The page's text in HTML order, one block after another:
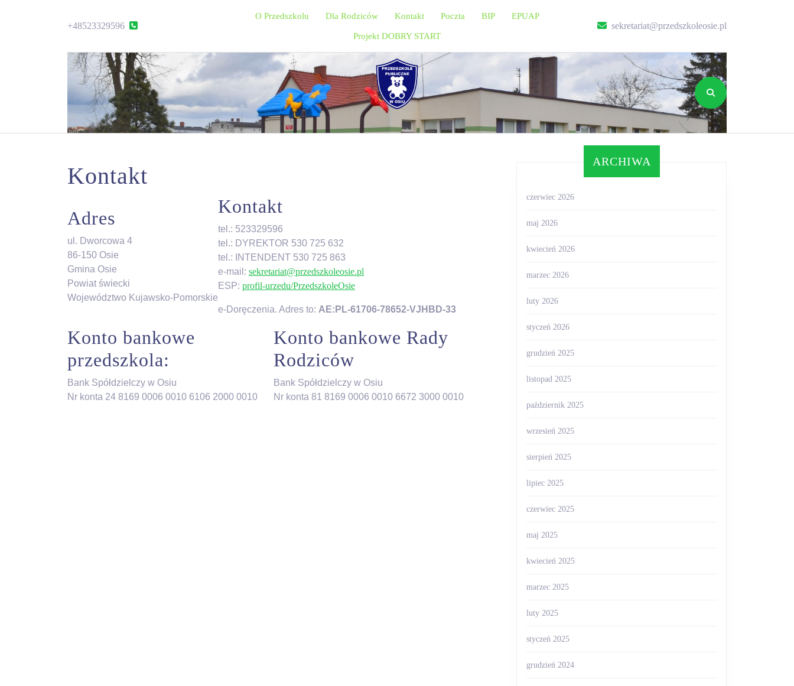
+48523329596 +48523329596
O Przedszkolu Dla Rodziców Kontakt Poczta BIP EPUAP
Projekt DOBRY START
sekretariat@przedszkoleosie.pl
Kontakt
Adres
ul. Dworcowa 4
86-150 Osie
Gmina Osie
Powiat świecki
Województwo Kujawsko-Pomorskie
Kontakt
tel.: 523329596
tel.: DYREKTOR 530 725 632
tel.: INTENDENT 530 725 863
e-mail: sekretariat@przedszkoleosie.pl
ESP: profil-urzedu/PrzedszkoleOsie
e-Doręczenia. Adres to: AE:PL-61706-78652-VJHBD-33
Konto bankowe
przedszkola:
Bank Spółdzielczy w Osiu
Nr konta 24 8169 0006 0010 6106 2000 0010
Konto bankowe Rady
Rodziców
Bank Spółdzielczy w Osiu
Nr konta 81 8169 0006 0010 6672 3000 0010
ARCHIWA
czerwiec 2026
maj 2026
kwiecień 2026
marzec 2026
luty 2026
styczeń 2026
grudzień 2025
listopad 2025
październik 2025
wrzesień 2025
sierpień 2025
lipiec 2025
czerwiec 2025
maj 2025
kwiecień 2025
marzec 2025
luty 2025
styczeń 2025
grudzień 2024